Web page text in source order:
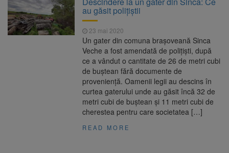
6 august 2026
Fuego vine la Zărnești.
Recital special pe scena Festivalului „Ecoul
Pietrei Craiului”, pe 2 octombrie
Legea decarbonizării,
adoptată după dezbateri aprinse. Ce se
întâmplă cu centralele pe cărbune
Parcarea de pe Valea Cetății
din Râșnov va fi modernizată. Contract de
aproape 6 milioane de lei
au găsit polițiștii
23 mai 2020
Un gater din comuna brașoveană Sinca
Veche a fost amendată de polițiști, după
ce a vândut o cantitate de 26 de metri cubi
de buștean fără documente de
proveniență. Oamenii legii au descins în
curtea gaterului unde au găsit încă 32 de
metri cubi de buștean și 11 metri cubi de
cherestea pentru care societatea […]
READ MORE